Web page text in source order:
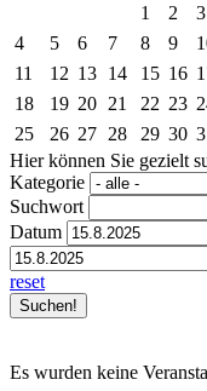
1
2
3
4
5 6 7 8 9
11
12 13 14 15 16
18
19 20 21 22 23
25
26 27 28 29 30
Hier können Sie gezielt
Kategorie
Suchwort
Datum
reset
Es wurden keine